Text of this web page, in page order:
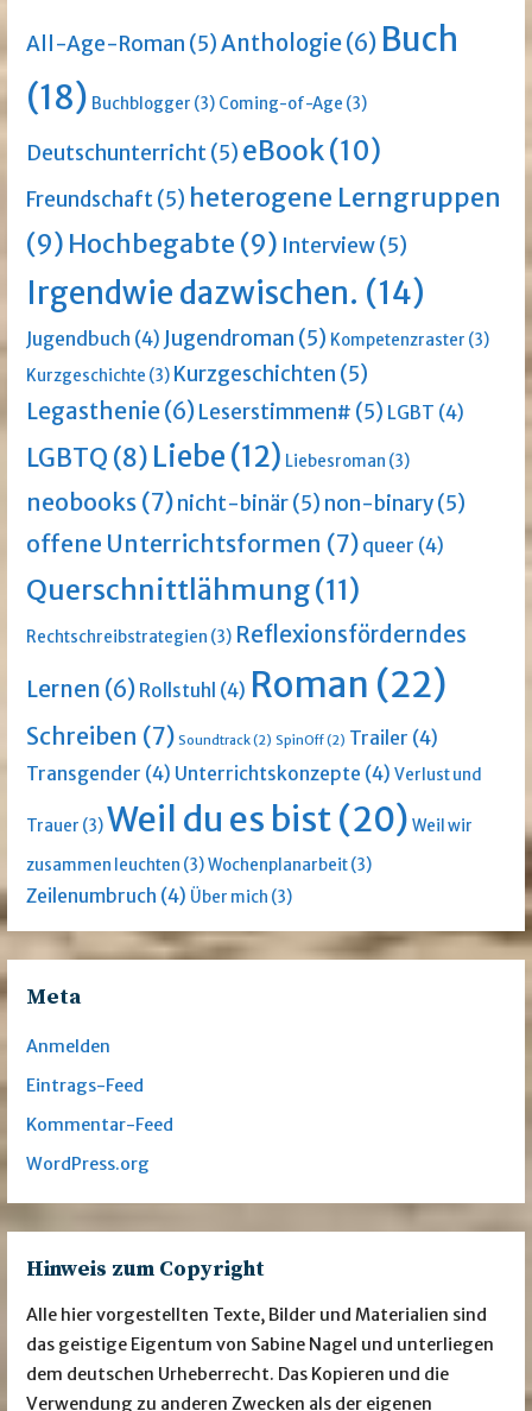
All-Age-Roman (5)Anthologie(6) Buch
(18) Buchblogger (3) Coming-of-Age (3)
Deutschunterricht(5) eBook(10)
Freundschaft(5) heterogene Lerngruppen
(9) Hochbegabte (9) Interview(5)
Irgendwie dazwischen. (14)
Jugendbuch (4) Jugendroman (5) Kompetenzraster (3)
Kurzgeschichte (3) Kurzgeschichten (5)
Legasthenie(6)Leserstimmen# (5) LGBT (4)
LGBTQ (8) Liebe(12) Liebesroman (3)
neobooks (7)nicht-binär(5) non-binary(5)
offene Unterrichtsformen (7) queer (4)
Querschnittlähmung(11)
Rechtschreibstrategien (3) Reflexionsförderndes
Lernen (6) Rollstuhl (4) Roman (22)
Schreiben (7) Soundtrack(2) SpinOff(2) Trailer (4)
Transgender (4) Unterrichtskonzepte (4) Verlust und
Trauer (3)Weil du es bist(20) Weil wir
zusammen leuchten (3)Wochenplanarbeit(3)
Zeilenumbruch (4) Über mich (3)
Meta
Anmelden
Eintrags-Feed
Kommentar-Feed
WordPress.org
Hinweis zum Copyright
Alle hier vorgestellten Texte, Bilder und Materialien sind
das geistige Eigentum von Sabine Nagel und unterliegen
dem deutschen Urheberrecht. Das Kopieren und die
Verwendung zu anderen Zwecken als der eigenen